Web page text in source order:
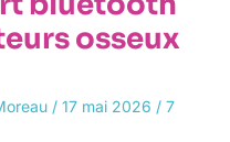
osseux
/ 17 mai 2026 / 7